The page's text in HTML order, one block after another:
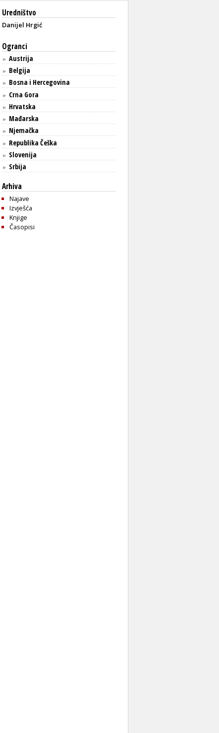
Uredništvo
Danijel Hrgić
Ogranci
► Austrija
► Belgija
► Bosna i Hercegovina
► Crna Gora
► Hrvatska
► Mađarska
► Njemačka
► Republika Češka
► Slovenija
► Srbija
Arhiva
Najave
Izvješća
Knjige
Časopisi